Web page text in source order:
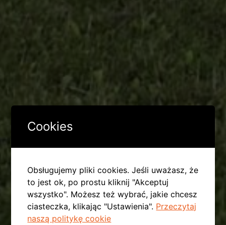
Cookies
Obsługujemy pliki cookies. Jeśli uważasz, że
to jest ok, po prostu kliknij "Akceptuj
wszystko". Możesz też wybrać, jakie chcesz
ciasteczka, klikając "Ustawienia". Przeczytaj
naszą politykę cookie